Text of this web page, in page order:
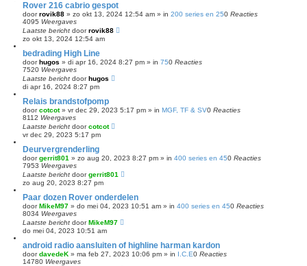
Rover 216 cabrio gespot
doorrovik88 » zo okt 13, 2024 12:54 am » in 200 series en 250 Reacties
4095 Weergaves
Laatste bericht doorrovik88
zo okt 13, 2024 12:54 am
bedrading High Line
doorhugos » di apr 16, 2024 8:27 pm » in 750 Reacties
7520 Weergaves
Laatste bericht doorhugos
di apr 16, 2024 8:27 pm
Relais brandstofpomp
doorcotcot» vr dec 29, 2023 5:17 pm » in MGF, TF & SV0 Reacties
8112 Weergaves
Laatste bericht doorcotcot
vr dec 29, 2023 5:17 pm
Deurvergrenderling
doorgerrit801 » zo aug 20, 2023 8:27 pm » in 400 series en 450 Reacties
7953 Weergaves
Laatste bericht doorgerrit801
zo aug 20, 2023 8:27 pm
Paar dozen Rover onderdelen
doorMikeM97 » do mei 04, 2023 10:51 am » in 400 series en 450 Reacties
8034 Weergaves
Laatste bericht doorMikeM97
do mei 04, 2023 10:51 am
android radio aansluiten of highline harman kardon
doordavedeK » ma feb 27, 2023 10:06 pm » in I.C.E0 Reacties
14780 Weergaves